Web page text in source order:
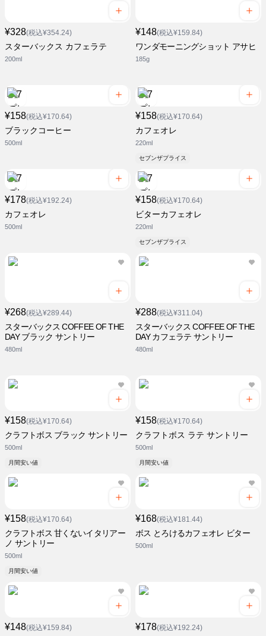
¥328(税込¥354.24)
スターバックス カフェラテ
200ml
¥148(税込¥159.84)
ワンダモーニングショット アサヒ
185g
¥158(税込¥170.64)
ブラックコーヒー
500ml
¥158(税込¥170.64)
カフェオレ
220ml
セブンザプライス
¥178(税込¥192.24)
カフェオレ
500ml
¥158(税込¥170.64)
ビターカフェオレ
220ml
セブンザプライス
¥268(税込¥289.44)
スターバックス COFFEE OF THE
DAY ブラック サントリー
480ml
¥288(税込¥311.04)
スターバックス COFFEE OF THE
DAY カフェラテ サントリー
480ml
¥158(税込¥170.64)
クラフトボス ブラック サントリー
500ml
月間安い値
¥158(税込¥170.64)
クラフトボス ラテ サントリー
500ml
月間安い値
¥158(税込¥170.64)
クラフトボス 甘くないイタリアー
ノ サントリー
500ml
月間安い値
¥168(税込¥181.44)
ボス とろけるカフェオレ ビター
500ml
¥148(税込¥159.84) ¥178(税込¥192.24)